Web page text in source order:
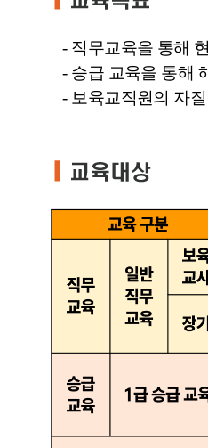
- 직무교육을 통해
- 승급 교육을 통해
- 보육교직원의 자